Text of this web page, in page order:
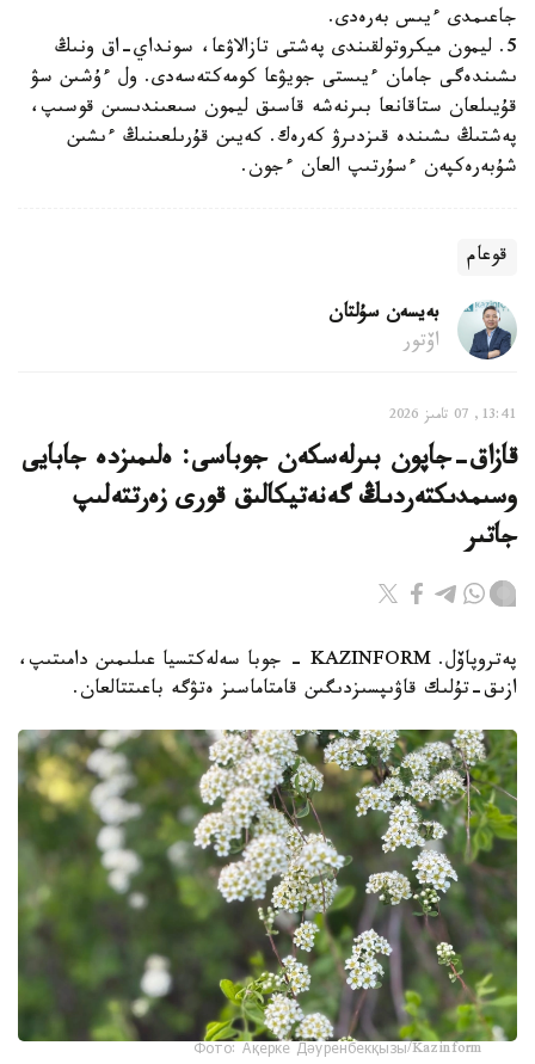
جاعىمدى ءيىس بەرەدى.
5. ليمون ميكروتولقىندى پەشتى تازالاۋعا، سونداي-اق ونىڭ
ىشىندەگى جامان ءيىستى جويۋعا كومەكتەسەدى. ول ءۇشىن سۋ
قۇيىلعان ستاقانعا بىرنەشە قاسىق ليمون سىعىندىسىن قوسىپ،
پەشتىڭ ىشىندە قىزدىرۋ كەرەك. كەيىن قۇرىلعىنىڭ ءىشىن
شۇبەرەكپەن ءسۇرتىپ العان ءجون.
قوعام
بەيسەن سۇلتان
اۆتور
13:41, 07 تامىز 2026
قازاق-جاپون بىرلەسكەن جوباسى: ەلىمىزدە جابايى
وسىمدىكتەردىڭ گەنەتيكالىق قورى زەرتتەلىپ
جاتىر
پەتروپاۆل. KAZINFORM - جوبا سەلەكتسيا عىلىمىن دامىتىپ،
ازىق-تۇلىك قاۋىپسىزدىگىن قامتاماسىز ەتۋگە باعىتتالعان.
Фото: Ақерке Дәуренбекқызы/Kazinform